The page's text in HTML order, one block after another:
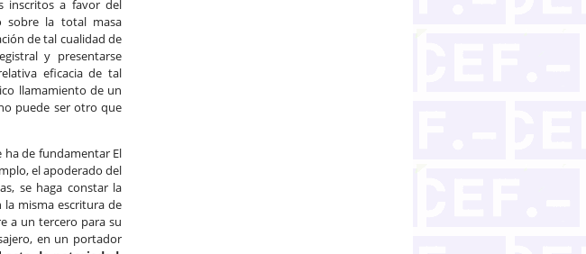
inscritos a favor del
sobre la total masa
de tal cualidad de
y presentarse
eficacia de tal
llamamiento de un
puede ser otro que
ha de fundamentar El
el apoderado del
se haga constar la
la misma escritura de
a un tercero para su
en un portador